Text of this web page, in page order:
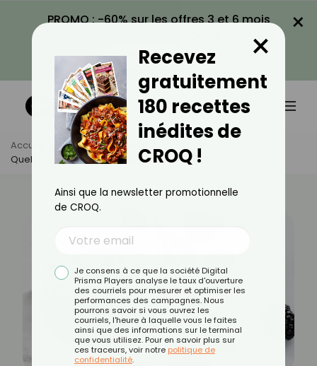
PROMO : -60% sur les offres 3 et 6 mois
VOIR LA PROMO
×
Accueil Actus
Recettes
Quelles Sont Les Confitures Les Moins Caloriques ?
Recevez
gratuitement
180 recettes
inédites de
CROQ !
×
Ainsi que la newsletter promotionnelle
de CROQ.
Je consens à ce que la société Digital
Prisma Players analyse le taux d'ouverture
des courriels pour mesurer et optimiser les
performances des campagnes. Nous
pourrons savoir si vous ouvrez les
courriels, l'heure à laquelle vous le faites
ainsi que des informations sur le terminal
que vous utilisez. Pour en savoir plus sur
ces traceurs, voir notre politique de
confidentialité.